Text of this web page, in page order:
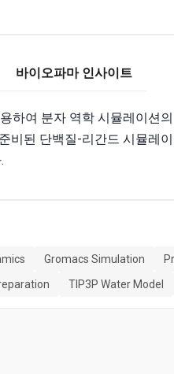
바이오파마 인사이트
하여 분자 역학 시뮬레이션
비된 단백질-리간드 시뮬레
Gromacs Simulation
TIP3P Water Model